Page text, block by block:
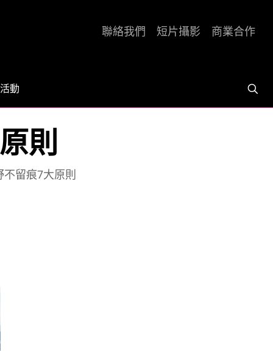
活動
聯絡我們 短片攝影 商業合作
則
留痕7大原則